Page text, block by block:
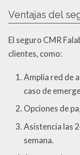
Ventajas del
El seguro CMR
clientes, como:
Amplia red de
caso de
Opciones de
Asistencia las
semana.